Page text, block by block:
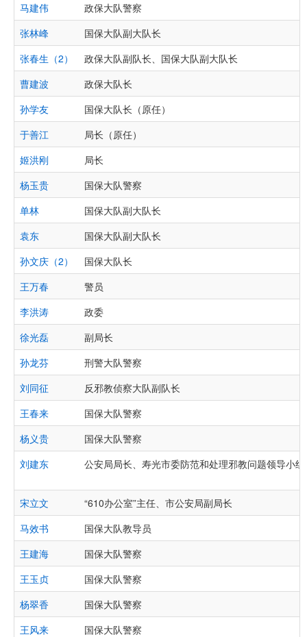
马建伟
政保大队警察
张林峰
国保大队副大队长
张春生（2）
政保大队副队长、国保大队副大队长
曹建波
政保大队长
孙学友
国保大队长（原任）
于善江
局长（原任）
姬洪刚
局长
杨玉贵
国保大队警察
单林
国保大队副大队长
袁东
国保大队副大队长
孙文庆（2）
国保大队长
王万春
警员
李洪涛
政委
徐光磊
副局长
孙龙芬
刑警大队警察
刘同征
反邪教侦察大队副队长
王春来
国保大队警察
杨义贵
国保大队警察
刘建东
公安局局长、寿光市委防范和处理邪教问题领导小
宋立文
“610办公室”主任、市公安局副局长
马效书
国保大队教导员
王建海
国保大队警察
王玉贞
国保大队警察
杨翠香
国保大队警察
王风来
国保大队警察